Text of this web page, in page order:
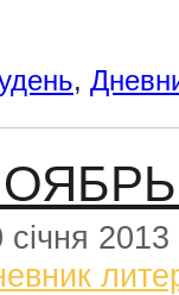
,
січня 2013